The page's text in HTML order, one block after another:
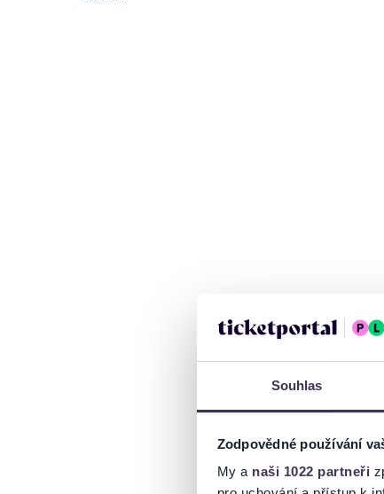
Souhlas
Zodpovědné používání
My a naši 1022 partneři